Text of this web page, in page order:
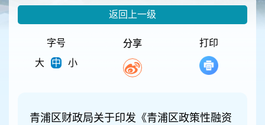
网
返回上一级
字号
大
中 小
分享 打印
青浦区财政局关于印发《青浦区政策性融资